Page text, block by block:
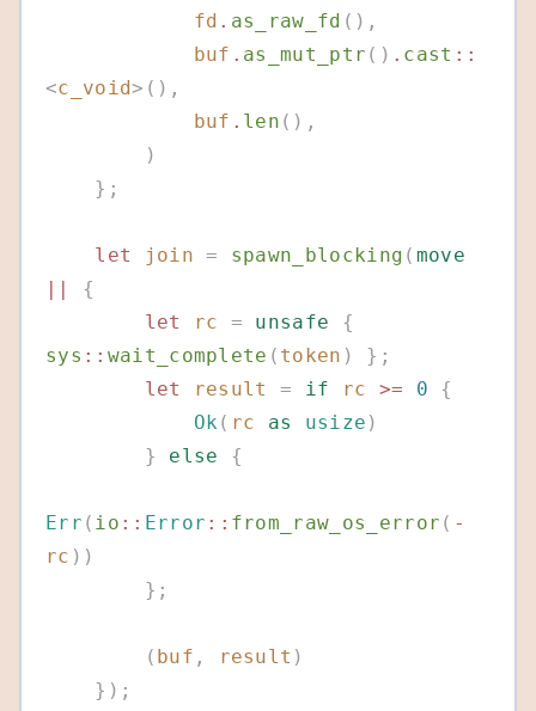
            fd
. as_raw_fd (),
            buf
. as_mut_ptr () . cast ::
<c_void>(),
            buf
. len (),
        )
    };
    let
join = spawn_blocking ( move
||
{
        let
rc = unsafe {
sys :: wait_complete ( token )
};
        let
result = if rc >= 0 {
            Ok
( rc as usize )
        }
else {
Err ( io :: Error :: from_raw_os_error ( -
rc ))
        };
        (
buf , result )
    });